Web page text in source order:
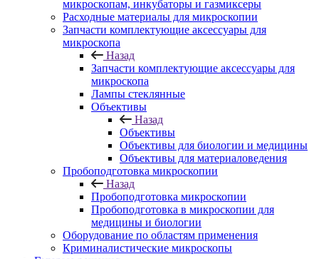
микроскопам, инкубаторы и газмиксеры
Расходные материалы для микроскопии
Запчасти комплектующие аксессуары для
микроскопа
Назад
Запчасти комплектующие аксессуары для
микроскопа
Лампы стеклянные
Объективы
Назад
Объективы
Объективы для биологии и медицины
Объективы для материаловедения
Пробоподготовка микроскопии
Назад
Пробоподготовка микроскопии
Пробоподготовка в микроскопии для
медицины и биологии
Оборудование по областям применения
Криминалистические микроскопы